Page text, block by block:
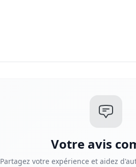
Votre avis
Partagez votre expérience et aidez